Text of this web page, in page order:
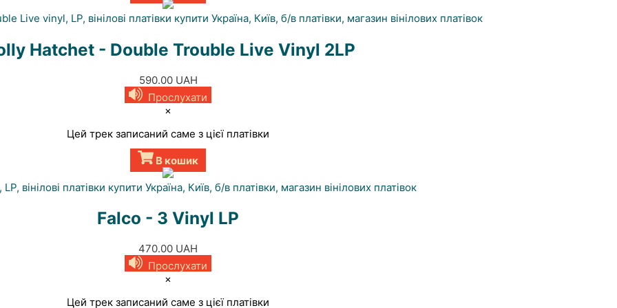
Hatchet - Double Trouble Live Vinyl 2LP
590.00 UAH
Прослухати
×
Цей трек записаний саме з цієї платівки
В кошик
Falco - 3 Vinyl LP
470.00 UAH
Прослухати
×
Цей трек записаний саме з цієї платівки